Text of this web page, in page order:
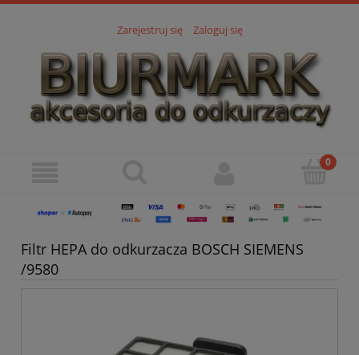
Zarejestruj się Zaloguj się
Filtr HEPA do odkurzacza BOSCH SIEMENS
/9580